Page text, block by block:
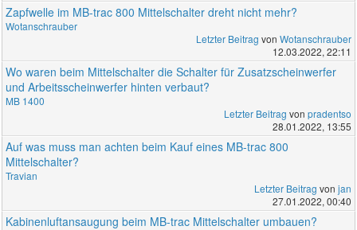
Zapfwelle im MB-trac 800 Mittelschalter dreht nicht mehr?
Wotanschrauber
Letzter Beitrag von Wotanschrauber
12.03.2022, 22:11
Wo waren beim Mittelschalter die Schalter für Zusatzscheinwerfer
und Arbeitsscheinwerfer hinten verbaut?
MB 1400
Letzter Beitrag von pradentso
28.01.2022, 13:55
Auf was muss man achten beim Kauf eines MB-trac 800
Mittelschalter?
Travian
Letzter Beitrag von jan
27.01.2022, 00:40
Kabinenluftansaugung beim MB-trac Mittelschalter umbauen?